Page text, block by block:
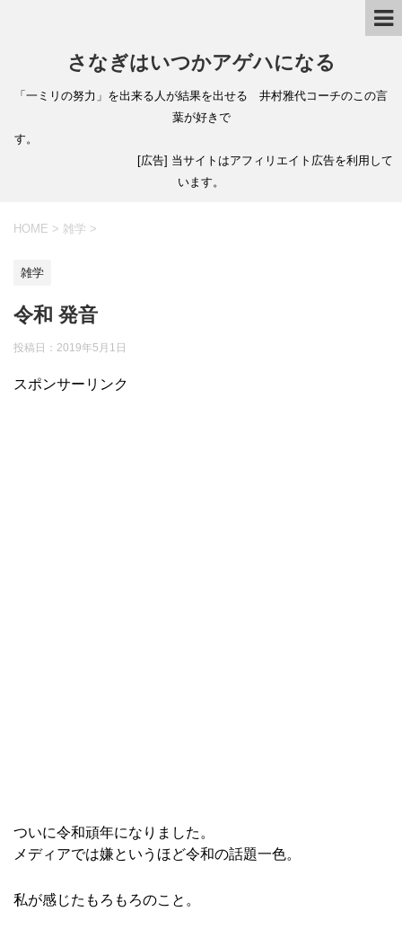
さなぎはいつかアゲハになる
「一ミリの努力」を出来る人が結果を出せる 井村雅代コーチのこの言
葉が好きで
す。
[広告] 当サイトはアフィリエイト広告を利用して
います。
HOME > 雑学 >
雑学
令和 発音
投稿日： 2019年5月1日
スポンサーリンク
ついに令和頑年になりました。
メディアでは嫌というほど令和の話題一色。
私が感じたもろもろのこと。